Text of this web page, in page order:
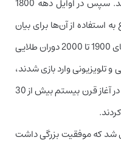
استفاده از آن‌ها برای بیان
ارزش‌های پیشنهادی خود کردند. سال‌های 1900 تا 2000 دوران طلایی
و تلویزیونی وارد بازی شدند،
تبلیغات چرخشی کاملا جدید پیدا کرد و در آغاز قرن بیستم بیش از 30
در سال 1922 راه‌اندازی شد که موفقیت بزرگی داشت